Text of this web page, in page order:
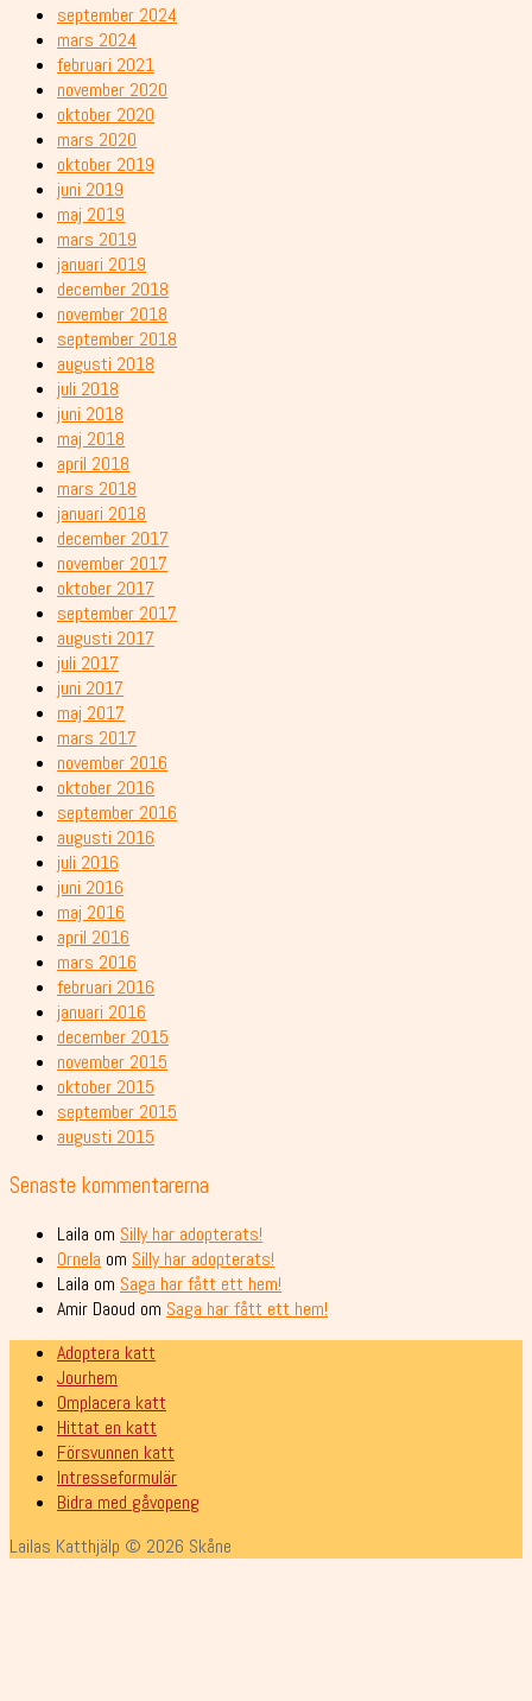
september 2024
mars 2024
februari 2021
november 2020
oktober 2020
mars 2020
oktober 2019
juni 2019
maj 2019
mars 2019
januari 2019
december 2018
november 2018
september 2018
augusti 2018
juli 2018
juni 2018
maj 2018
april 2018
mars 2018
januari 2018
december 2017
november 2017
oktober 2017
september 2017
augusti 2017
juli 2017
juni 2017
maj 2017
mars 2017
november 2016
oktober 2016
september 2016
augusti 2016
juli 2016
juni 2016
maj 2016
april 2016
mars 2016
februari 2016
januari 2016
december 2015
november 2015
oktober 2015
september 2015
augusti 2015
Senaste kommentarerna
Laila om Silly har adopterats!
Ornela om Silly har adopterats!
Laila om Saga har fått ett hem!
Amir Daoud om Saga har fått ett hem!
Adoptera katt
Jourhem
Omplacera katt
Hittat en katt
Försvunnen katt
Intresseformulär
Bidra med gåvopeng
Lailas Katthjälp © 2026 Skåne